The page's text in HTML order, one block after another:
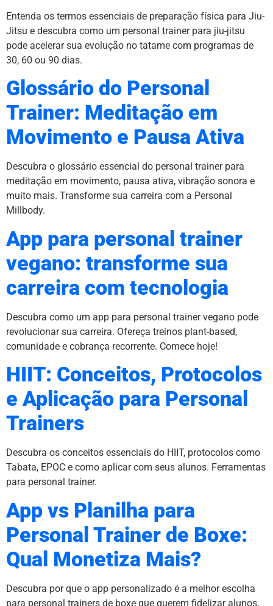
Entenda os termos essenciais de preparação física para Jiu-
Jitsu e descubra como um personal trainer para jiu-jitsu
pode acelerar sua evolução no tatame com programas de
30, 60 ou 90 dias.
Glossário do Personal
Trainer: Meditação em
Movimento e Pausa Ativa
Descubra o glossário essencial do personal trainer para
meditação em movimento, pausa ativa, vibração sonora e
muito mais. Transforme sua carreira com a Personal
Millbody.
App para personal trainer
vegano: transforme sua
carreira com tecnologia
Descubra como um app para personal trainer vegano pode
revolucionar sua carreira. Ofereça treinos plant-based,
comunidade e cobrança recorrente. Comece hoje!
HIIT: Conceitos, Protocolos
e Aplicação para Personal
Trainers
Descubra os conceitos essenciais do HIIT, protocolos como
Tabata, EPOC e como aplicar com seus alunos. Ferramentas
para personal trainer.
App vs Planilha para
Personal Trainer de Boxe:
Qual Monetiza Mais?
Descubra por que o app personalizado é a melhor escolha
para personal trainers de boxe que querem fidelizar alunos,